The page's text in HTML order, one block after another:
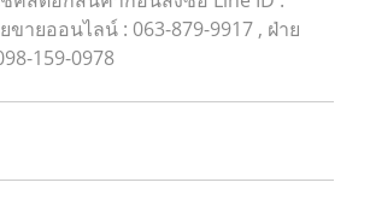
ขายออนไลน์ : 063-879-9917 , ฝ่าย
159-0978